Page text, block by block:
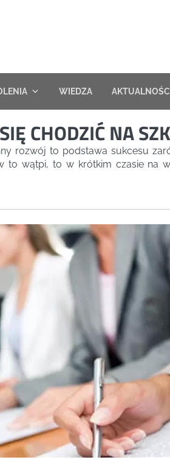
WIEDZA AKTUALNOŚCI
CHODZIĆ NA
rozwój to podstawa sukcesu
to wątpi, to w krótkim czasie na